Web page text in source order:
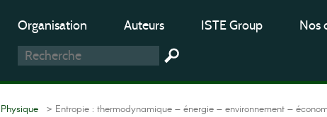
Organisation Auteurs ISTE Group Nos
Physique > Entropie : thermodynamique – énergie – environnement –